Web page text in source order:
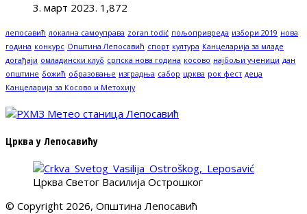
3. март 2023. 1,872
лепосавић локална самоуправа zoran todić пољопривреда избори 2019 нова
година конкурс Општина Лепосавић спорт култура Канцеларија за младе
догађаји омладински клуб српска нова година косово најбољи ученици дан
општине божић образовање изградња сабор црква рок фест деца
Канцеларија за Косово и Метохију
Црква у Лепосавићу
Црква Светог Василија Острошког
© Copyright 2026, Општина Лепосавић